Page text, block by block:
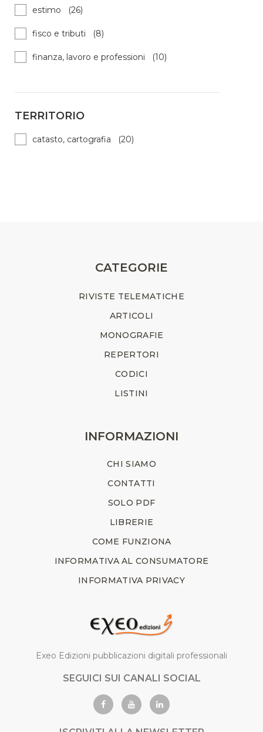
estimo (26)
fisco e tributi (8)
finanza, lavoro e professioni (10)
TERRITORIO
catasto, cartografia (20)
CATEGORIE
RIVISTE TELEMATICHE
ARTICOLI
MONOGRAFIE
REPERTORI
CODICI
LISTINI
INFORMAZIONI
CHI SIAMO
CONTATTI
SOLO PDF
LIBRERIE
COME FUNZIONA
INFORMATIVA AL CONSUMATORE
INFORMATIVA PRIVACY
Exeo Edizioni pubblicazioni digitali professionali
SEGUICI SUI CANALI SOCIAL